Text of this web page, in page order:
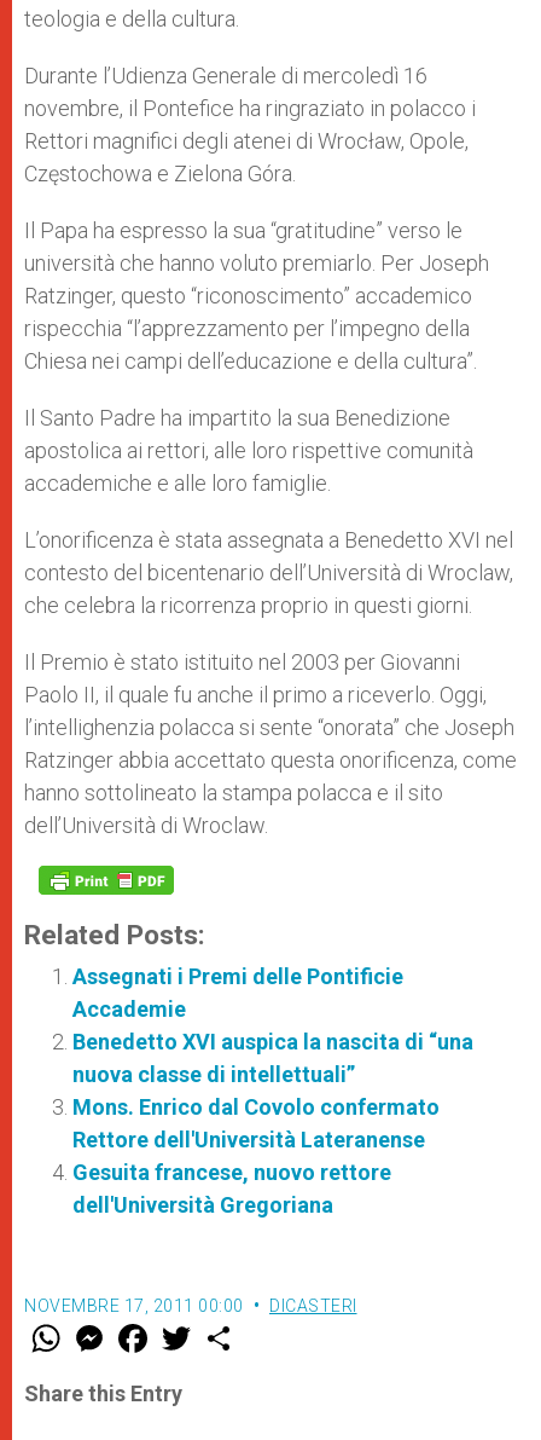
teologia e della cultura.
Durante l’Udienza Generale di mercoledì 16
novembre, il Pontefice ha ringraziato in polacco i
Rettori magnifici degli atenei di Wrocław, Opole,
Częstochowa e Zielona Góra.
Il Papa ha espresso la sua “gratitudine” verso le
università che hanno voluto premiarlo. Per Joseph
Ratzinger, questo “riconoscimento” accademico
rispecchia “l’apprezzamento per l’impegno della
Chiesa nei campi dell’educazione e della cultura”.
Il Santo Padre ha impartito la sua Benedizione
apostolica ai rettori, alle loro rispettive comunità
accademiche e alle loro famiglie.
L’onorificenza è stata assegnata a Benedetto XVI nel
contesto del bicentenario dell’Università di Wroclaw,
che celebra la ricorrenza proprio in questi giorni.
Il Premio è stato istituito nel 2003 per Giovanni
Paolo II, il quale fu anche il primo a riceverlo. Oggi,
l’intellighenzia polacca si sente “onorata” che Joseph
Ratzinger abbia accettato questa onorificenza, come
hanno sottolineato la stampa polacca e il sito
dell’Università di Wroclaw.
Related Posts:
Assegnati i Premi delle Pontificie
Accademie
Benedetto XVI auspica la nascita di “una
nuova classe di intellettuali”
Mons. Enrico dal Covolo confermato
Rettore dell'Università Lateranense
Gesuita francese, nuovo rettore
dell'Università Gregoriana
NOVEMBRE 17, 2011 00:00 DICASTERI
W
t
s
M
e
s
e
F
a
e
b
w
Share this Entry